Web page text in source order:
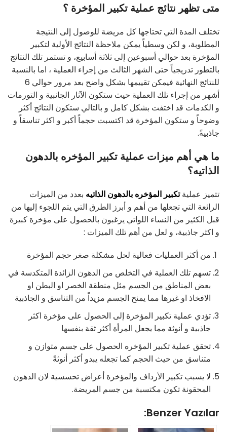
متى تظهر نتائج عملية تكبير المؤخرة ؟
تختلف المدة التي تحتاجها كل مريضة للوصول إلى النتيجة
المطلوبة، و لكن وسطياً يمكن ملاحظة النتائج الأولية لتكبير
المؤخرة بعد حوالي أسبوعين إلى ثلاثة أسابيع، و تستمر تلك النتائج
بالتطور تدريجياً حتى الشهر الثالث من إجراء العملية ، اما بالنسبة
للنتائج النهائية فيمكن تقييمها بشكل واضح بعد مرور حوالي 6
أشهر من إجراء تلك العملية حيث ستكون الآثار الجانبية و التورمات
و الكدمات قد اختفت بشكل كامل و بالتالي ستكون النتائج أكثر
وضوحاً و ستكون المؤخرة قد اكتسبت حجماً أكبر و اكثر تناسقاً و
جاذبيةً.
ما هي أهم ميزات عملية تكبير المؤخره بالدهون
الذاتيه؟
تتميز عمليةتكبير المؤخره بالدهون الذاتيه بعدد من الميزات
الرائعة التي تجعلها من أهم و أبرز الطرق التي يتم اللجوء إليها من
قبل الكثير من النساء اللواتي يرغبون بالحصول على مؤخرة كبيرة
و اكثر جاذبية، و لعل من أهم تلك الميزات :
من أكثر العمليات فعالية لحل مشكلة صغر حجم المؤخرة
تسهم تلك العملية في التخلص من الدهون الزائدة المتكدسة في
بعض المناطق من الجسم مثل منطقة الخصر او البطن او
الافخاذ او غيرها مما يمنح الجسم مزيداً من التناسق و الجاذبية
تؤدي عملية تكبير المؤخرة إلى الحصول على مؤخرة اكثر
جاذبية و أنوثة مما يجعل المرأة أكثر ثقة بنفسها
تحقق عملية تكبير المؤخره الحصول على جسم متوازن و
متناسق من حيث الحجم كما تجعله يبدو أكثر أنوثةً
لا يسبب تكبير الأرداف والمؤخرة أعراض تحسسية لان الدهون
المحقونة تكون مكتسبة من جسم المريضة.
Benzer Yazılar: